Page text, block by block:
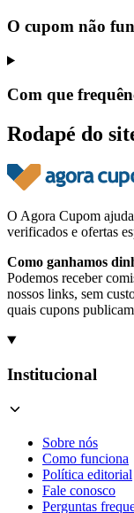
O cupom não
Com que
Rodapé do
O Agora Cupom
verificados e ofertas
Como ganhamos
Podemos receber
nossos links, sem
quais cupons
Institucional
Sobre nós
Como funciona
Política editorial
Fale conosco
Perguntas